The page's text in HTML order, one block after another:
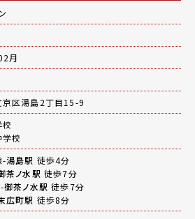
月
京区湯島2丁目15-9
校
-湯島駅 徒歩4分
茶ノ水駅 徒歩7分
御茶ノ水駅 徒歩7分
広町駅 徒歩8分